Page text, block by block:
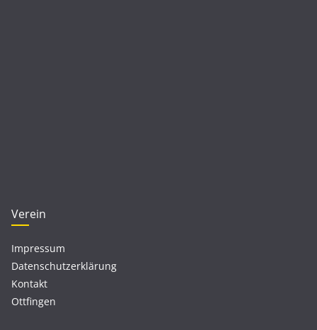
Verein
Impressum
Datenschutzerklärung
Kontakt
Ottfingen